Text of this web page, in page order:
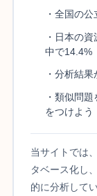
・全国の
・日本の
中で14.4%
・分析結
・類似問
をつけよう
当サイトでは
タベース化し
的に分析して